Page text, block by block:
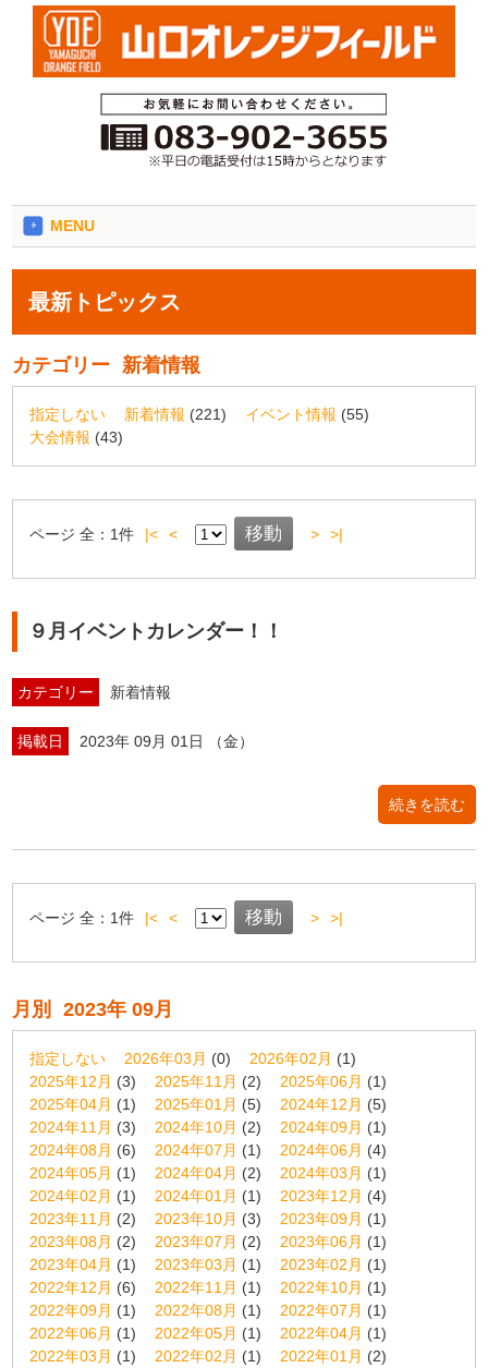
MENU
最新トピックス
カテゴリー 新着情報
指定しない 新着情報 (221) イベント情報 (55)
大会情報 (43)
ページ 全： 1件 |< < > >|
９月イベントカレンダー！！
カテゴリー 新着情報
掲載日 2023年 09月 01日 （金）
続きを読む
ページ 全： 1件 |< < > >|
月別 2023年 09月
指定しない 2026年03月 (0) 2026年02月 (1)
2025年12月 (3) 2025年11月 (2) 2025年06月 (1)
2025年04月 (1) 2025年01月 (5) 2024年12月 (5)
2024年11月 (3) 2024年10月 (2) 2024年09月 (1)
2024年08月 (6) 2024年07月 (1) 2024年06月 (4)
2024年05月 (1) 2024年04月 (2) 2024年03月 (1)
2024年02月 (1) 2024年01月 (1) 2023年12月 (4)
2023年11月 (2) 2023年10月 (3) 2023年09月 (1)
2023年08月 (2) 2023年07月 (2) 2023年06月 (1)
2023年04月 (1) 2023年03月 (1) 2023年02月 (1)
2022年12月 (6) 2022年11月 (1) 2022年10月 (1)
2022年09月 (1) 2022年08月 (1) 2022年07月 (1)
2022年06月 (1) 2022年05月 (1) 2022年04月 (1)
2022年03月 (1) 2022年02月 (1) 2022年01月 (2)